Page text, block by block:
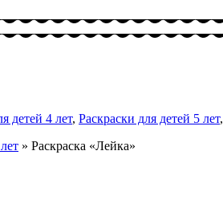
детей 4 лет, Раскраски для детей 5 лет,
» Раскраска «Лейка»